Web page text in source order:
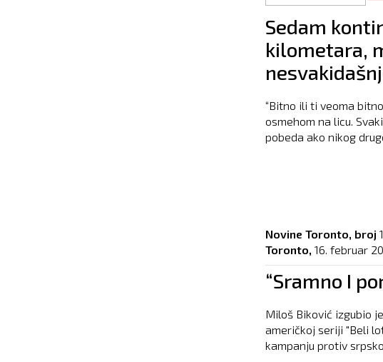
Sedam
kilometara,
“Bitno ili ti veoma
osmehom na licu.
pobeda ako nikog
Novine Toronto, broj
Toronto, 16. februar
“Sramno I
Miloš Biković izgubio
američkoj seriji "Beli
kampanju protiv
Pages